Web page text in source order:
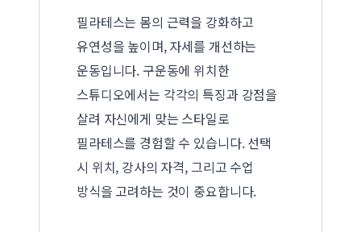
필라테스는 몸의 근력을 강화하고
유연성을 높이며, 자세를 개선하는
운동입니다. 구운동에 위치한
스튜디오에서는 각각의 특징과 강점을
살려 자신에게 맞는 스타일로
필라테스를 경험할 수 있습니다. 선택
시 위치, 강사의 자격, 그리고 수업
방식을 고려하는 것이 중요합니다.